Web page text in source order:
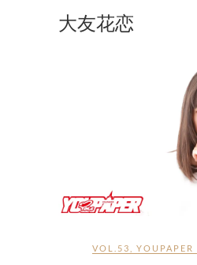
大友花恋
VOL.53 YOUPAPER